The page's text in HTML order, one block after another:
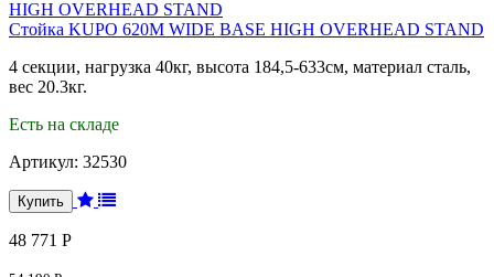
Стойка KUPO 620M WIDE BASE HIGH OVERHEAD STAND
4 секции, нагрузка 40кг, высота 184,5-633см, материал сталь,
вес 20.3кг.
Есть на складе
Артикул: 32530
48 771 Р